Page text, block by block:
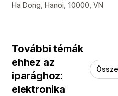
Dizájner kapcsolattartási
Ha Dong, Hanoi, 10000, VN
További témák
ehhez az
iparághoz:
elektronika